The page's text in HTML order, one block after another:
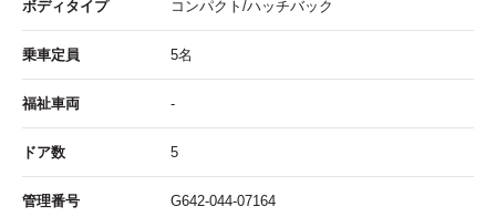
ボディタイプ コンパクト/ハッチバック
乗車定員 5名
福祉車両 -
ドア数 5
管理番号 G642-044-07164